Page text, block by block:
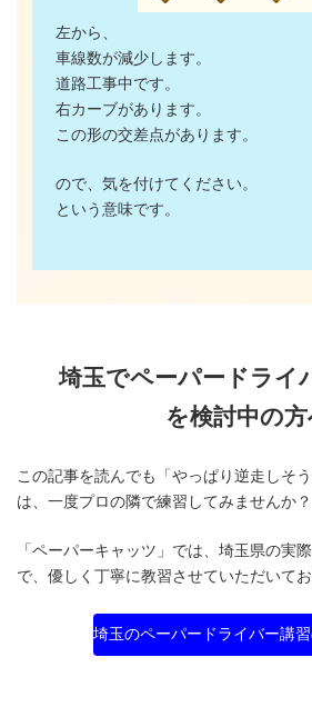
左から、
車線数が減少します。
道路工事中です。
右カーブがあります。
この形の交差点があります。
ので、気を付けてください。
という意味です。
埼玉でペーパードライ
を検討中の
この記事を読んでも「やっぱり逆走しそ
は、一度プロの隣で練習してみませんか？
「ペーパーキャッツ」では、埼玉県の実
で、優しく丁寧に教習させていただいてお
埼玉のペーパードライバー講